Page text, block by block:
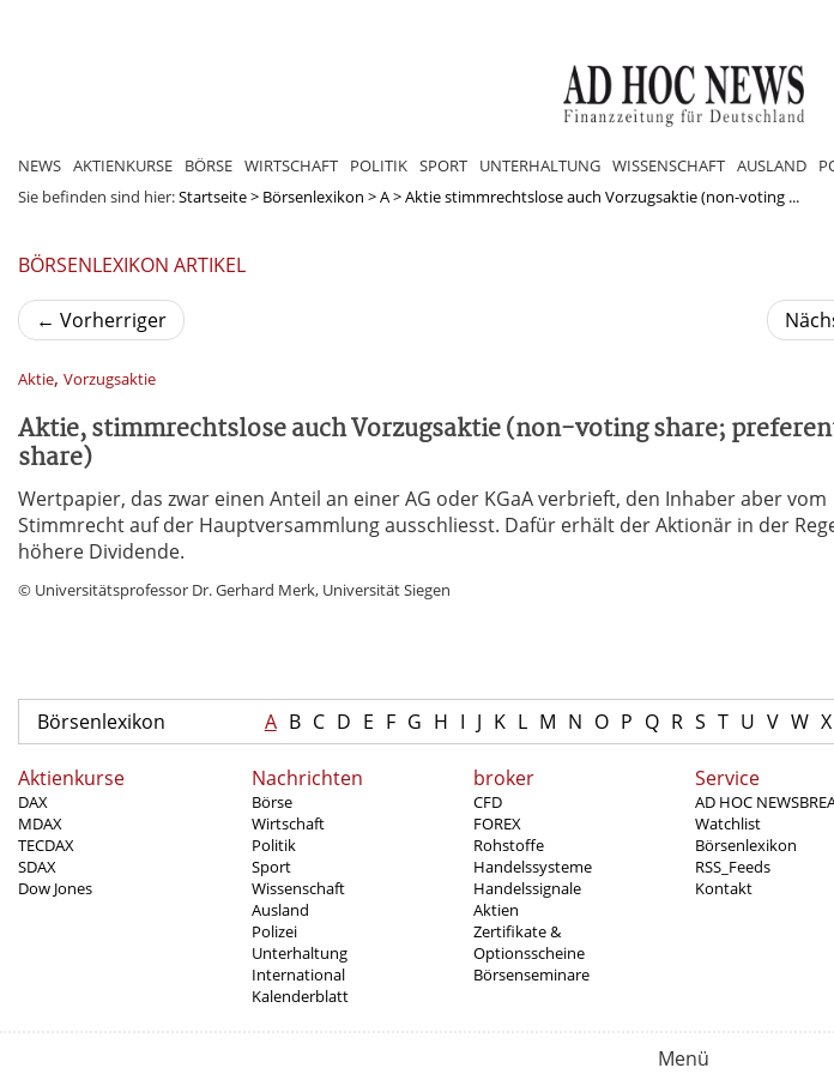
NEWS AKTIENKURSE BÖRSE WIRTSCHAFT POLITIK SPORT UNTERHALTUNG WISSENSCHAFT AUSLAND
Sie befinden sind hier:Startseite> Börsenlexikon >A>Aktie stimmrechtslose auch Vorzugsaktie (non-voting ...
BÖRSENLEXIKON ARTIKEL
← Vorherriger
Aktie, Vorzugsaktie
Aktie, stimmrechtslose auch Vorzugsaktie (non-voting share;
share)
Wertpapier, das zwar einen Anteil an einer AG oder KGaA verbrieft, den Inhaber aber vom
Stimmrecht auf der Hauptversammlung ausschliesst. Dafür erhält der Aktionär in der
höhere Dividende.
© Universitätsprofessor Dr. Gerhard Merk, Universität Siegen
Börsenlexikon A B C D E F G H I J K L M N O P Q R S T U V W X
Aktienkurse
DAX
MDAX
TECDAX
SDAX
Dow Jones
Nachrichten
Börse
Wirtschaft
Politik
Sport
Wissenschaft
Ausland
Polizei
Unterhaltung
International
Kalenderblatt
broker
CFD
FOREX
Rohstoffe
Handelssysteme
Handelssignale
Aktien
Zertifikate &
Optionsscheine
Börsenseminare
Service
AD HOC
Watchlist
Börsenlexikon
RSS_Feeds
Kontakt
Menü